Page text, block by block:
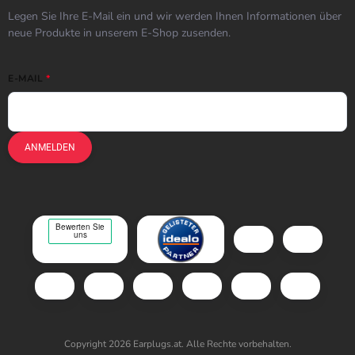
Legen Sie Ihre E-Mail ein und wir werden Ihnen Informationen über
neue Produkte in unserem E-Shop zusenden.
E-MAIL
ANMELDEN
Copyright 2026 Earplugs.at. Alle Rechte vorbehalten.